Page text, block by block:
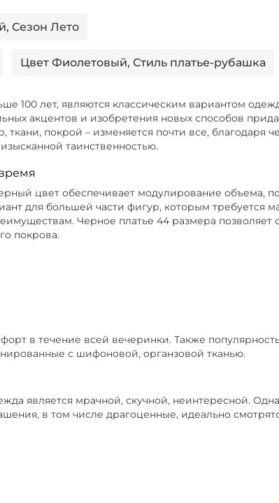
Сезон Лето
Цвет Фиолетовый, Стиль платье-рубашка
Длина миди
48
52 Размер 48-52
макси, Размер 52
Цвет Черный, Размер 66-68
100 лет, являются классическим вариантом
акцентов и изобретения новых способов
покрой – изменяется почти все, благодаря
таинственностью.
цвет обеспечивает модулирование объема,
для большей части фигур, которым требуется
Черное платье 44 размера позволяет
покрова.
в течение всей вечеринки. Также
с шифоновой, органзовой тканью.
является мрачной, скучной, неинтересной.
в том числе драгоценные, идеально